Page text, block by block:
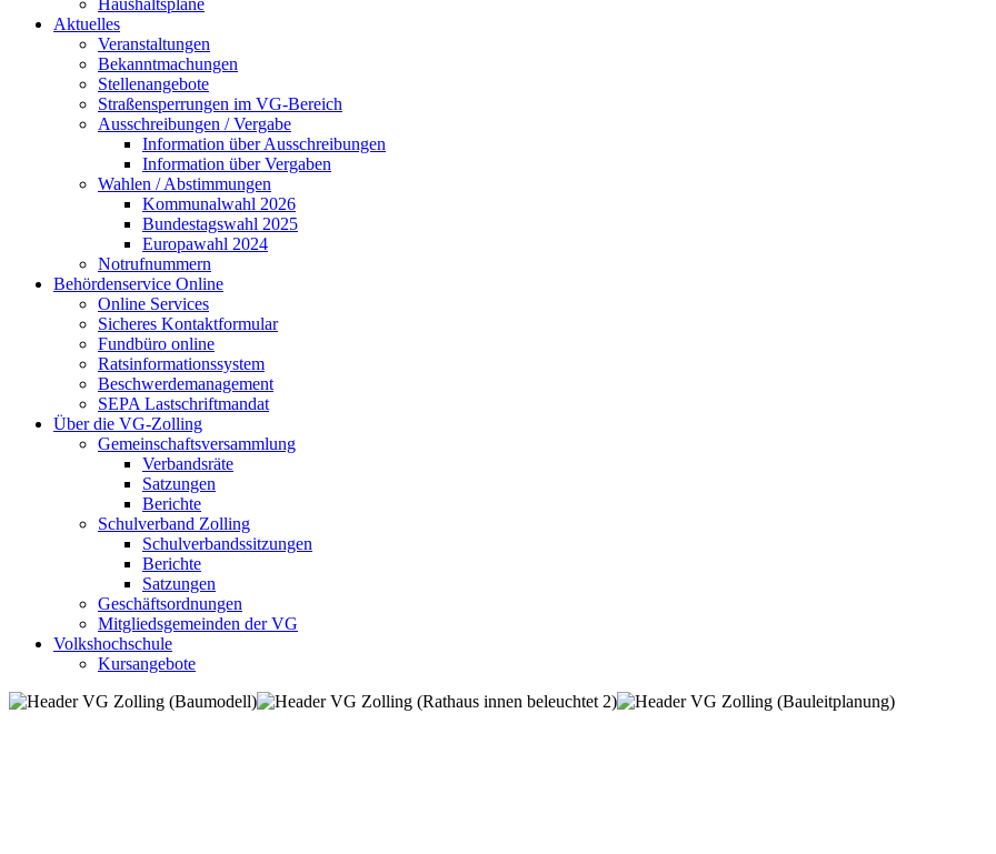
Haushaltspläne
Aktuelles
Veranstaltungen
Bekanntmachungen
Stellenangebote
Straßensperrungen im VG-Bereich
Ausschreibungen / Vergabe
Information über Ausschreibungen
Information über Vergaben
Wahlen / Abstimmungen
Kommunalwahl 2026
Bundestagswahl 2025
Europawahl 2024
Notrufnummern
Behördenservice Online
Online Services
Sicheres Kontaktformular
Fundbüro online
Ratsinformationssystem
Beschwerdemanagement
SEPA Lastschriftmandat
Über die VG-Zolling
Gemeinschaftsversammlung
Verbandsräte
Satzungen
Berichte
Schulverband Zolling
Schulverbandssitzungen
Berichte
Satzungen
Geschäftsordnungen
Mitgliedsgemeinden der VG
Volkshochschule
Kursangebote